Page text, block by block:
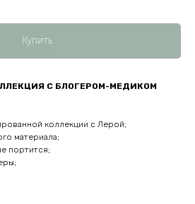
Купить
С БЛОГЕРОМ-МЕДИКОМ
коллекции с Лерой;
материала;
портится;